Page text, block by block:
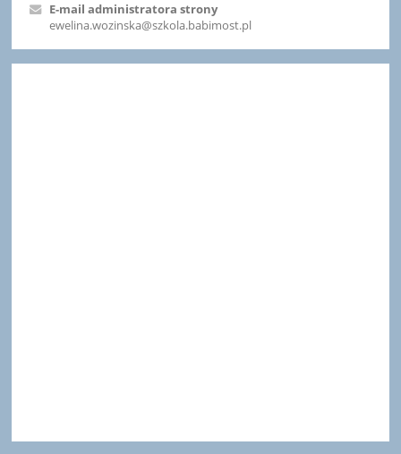
E-mail administratora strony
ewelina.wozinska@szkola.babimost.pl